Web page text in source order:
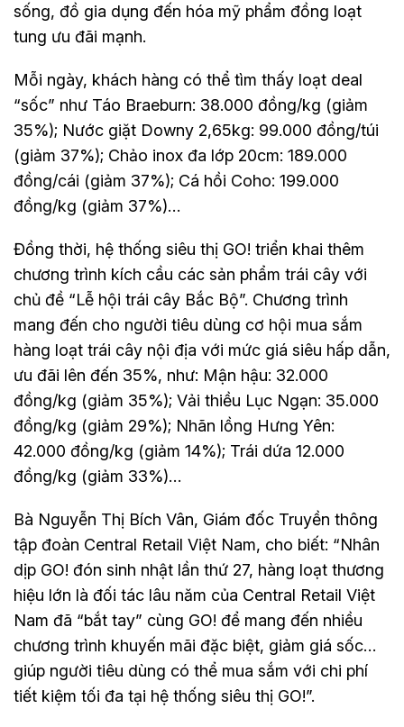
sống, đồ gia dụng đến hóa mỹ phẩm đồng loạt
tung ưu đãi mạnh.
Mỗi ngày, khách hàng có thể tìm thấy loạt deal
“sốc” như Táo Braeburn: 38.000 đồng/kg (giảm
35%); Nước giặt Downy 2,65kg: 99.000 đồng/túi
(giảm 37%); Chảo inox đa lớp 20cm: 189.000
đồng/cái (giảm 37%); Cá hồi Coho: 199.000
đồng/kg (giảm 37%)…
Đồng thời, hệ thống siêu thị GO! triển khai thêm
chương trình kích cầu các sản phẩm trái cây với
chủ đề “Lễ hội trái cây Bắc Bộ”. Chương trình
mang đến cho người tiêu dùng cơ hội mua sắm
hàng loạt trái cây nội địa với mức giá siêu hấp dẫn,
ưu đãi lên đến 35%, như: Mận hậu: 32.000
đồng/kg (giảm 35%); Vải thiều Lục Ngạn: 35.000
đồng/kg (giảm 29%); Nhãn lồng Hưng Yên:
42.000 đồng/kg (giảm 14%); Trái dứa 12.000
đồng/kg (giảm 33%)…
Bà Nguyễn Thị Bích Vân, Giám đốc Truyền thông
tập đoàn Central Retail Việt Nam, cho biết: “Nhân
dịp GO! đón sinh nhật lần thứ 27, hàng loạt thương
hiệu lớn là đối tác lâu năm của Central Retail Việt
Nam đã “bắt tay” cùng GO! để mang đến nhiều
chương trình khuyến mãi đặc biệt, giảm giá sốc…
giúp người tiêu dùng có thể mua sắm với chi phí
tiết kiệm tối đa tại hệ thống siêu thị GO!”.